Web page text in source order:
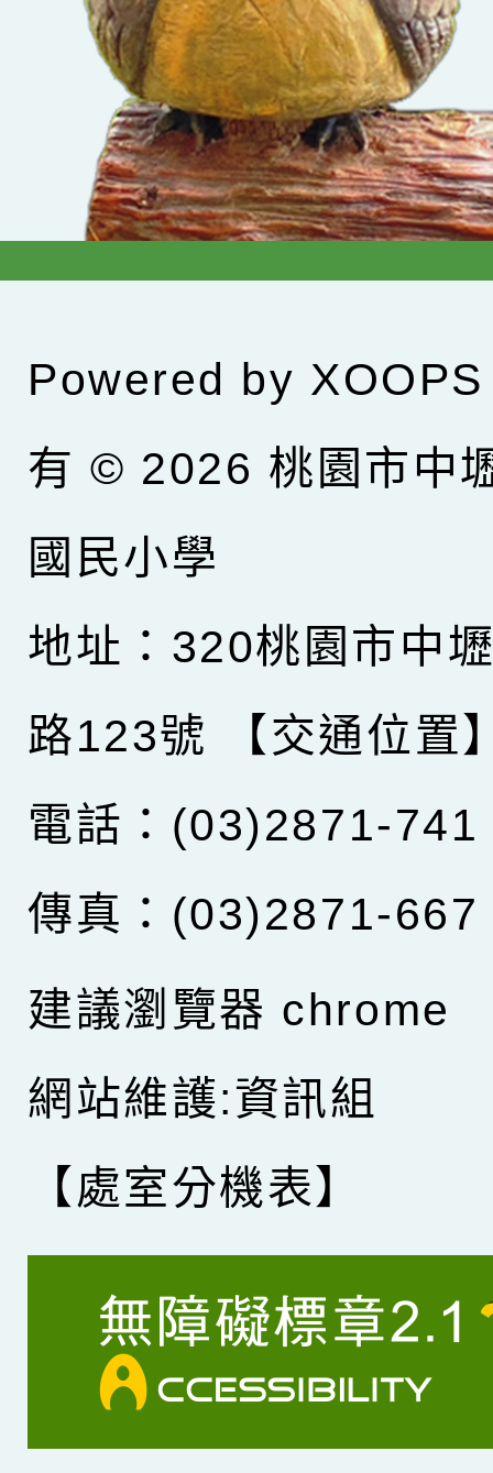
Powered by XOOPS
有 © 2026 桃園市中
國民小學
地址：320桃園市中
路123號
【交通位置
電話：(03)2871-741
傳真：(03)2871-667
建議瀏覽器 chrome
網站維護:資訊組
【處室分機表】